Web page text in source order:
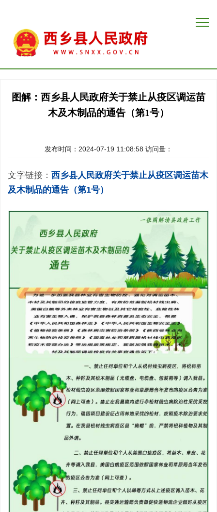
图解：西乡县人民政府关于禁止从疫区调运苗
木及木制品的通告（第1号）
发布时间：2024-07-19 11:08:58 访问量：
文字链接： 西乡县人民政府关于禁止从疫区调运苗木
及木制品的通告（第1号）